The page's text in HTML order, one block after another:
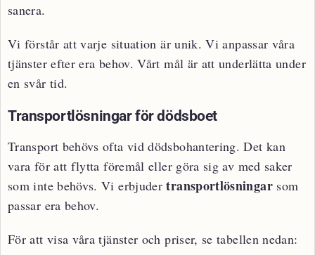
sanera.
Vi förstår att varje situation är unik. Vi anpassar våra
tjänster efter era behov. Vårt mål är att underlätta under
en svår tid.
Transportlösningar för dödsboet
Transport behövs ofta vid dödsbohantering. Det kan
vara för att flytta föremål eller göra sig av med saker
som inte behövs. Vi erbjudertransportlösningarsom
passar era behov.
För att visa våra tjänster och priser, se tabellen nedan: